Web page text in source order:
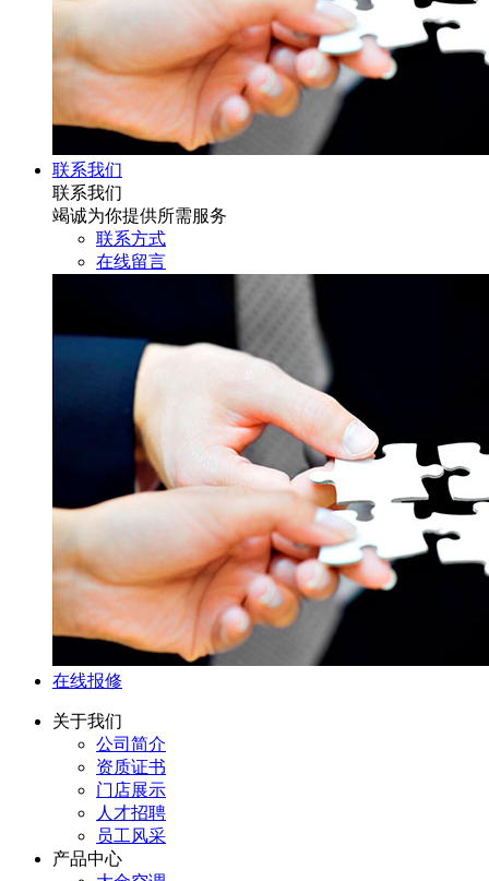
联系我们
联系我们
竭诚为你提供所需服务
联系方式
在线留言
在线报修
关于我们
公司简介
资质证书
门店展示
人才招聘
员工风采
产品中心